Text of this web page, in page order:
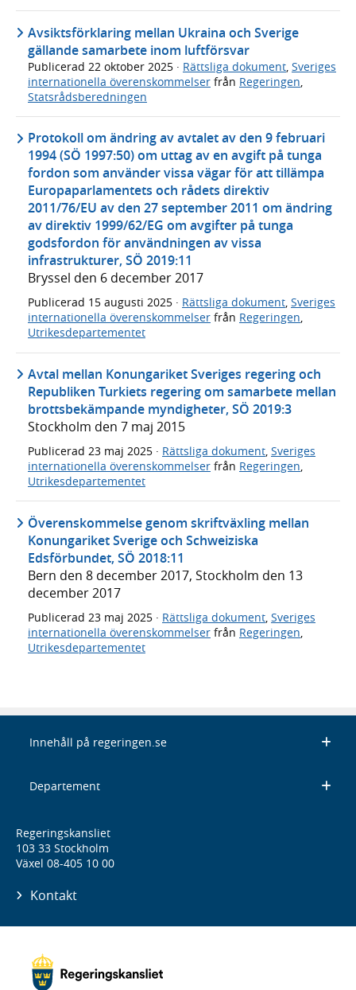
Avsiktsförklaring mellan Ukraina och Sverige
gällande samarbete inom luftförsvar
Publicerad 22 oktober 2025 · Rättsliga dokument Sveriges
internationella överenskommelser från Regeringen
Statsrådsberedningen
Protokoll om ändring av avtalet av den 9 februari
1994 (SÖ 1997:50) om uttag av en avgift på tunga
fordon som använder vissa vägar för att tillämpa
Europaparlamentets och rådets direktiv
2011/76/EU av den 27 september 2011 om ändring
av direktiv 1999/62/EG om avgifter på tunga
godsfordon för användningen av vissa
infrastrukturer, SÖ 2019:11
Bryssel den 6 december 2017
Publicerad 15 augusti 2025 · Rättsliga dokument, Sveriges
internationella överenskommelser från Regeringen,
Utrikesdepartementet
Avtal mellan Konungariket Sveriges regering och
Republiken Turkiets regering om samarbete mellan
brottsbekämpande myndigheter, SÖ 2019:3
Stockholm den 7 maj 2015
Publicerad 23 maj 2025 · Rättsliga dokument, Sveriges
internationella överenskommelser från Regeringen,
Utrikesdepartementet
Överenskommelse genom skriftväxling mellan
Konungariket Sverige och Schweiziska
Edsförbundet, SÖ 2018:11
Bern den 8 december 2017, Stockholm den 13
december 2017
Publicerad 23 maj 2025 · Rättsliga dokument Sveriges
internationella överenskommelser från Regeringen
Utrikesdepartementet
Innehåll på regeringen.se
Departement
Regeringskansliet
103 33 Stockholm
Växel 08-405 10 00
Kontakt